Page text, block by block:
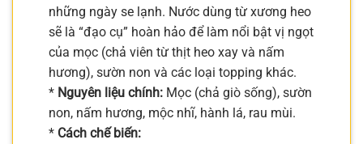
những ngày se lạnh. Nước dùng từ xương heo
sẽ là “đạo cụ” hoàn hảo để làm nổi bật vị ngọt
của mọc (chả viên từ thịt heo xay và nấm
hương), sườn non và các loại topping khác.
* Nguyên liệu chính: Mọc (chả giò sống), sườn
non, nấm hương, mộc nhĩ, hành lá, rau mùi.
* Cách chế biến: